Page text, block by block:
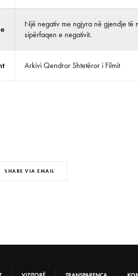
Një negativ me ngjyra në gjendje të
sipërfaqen e negativit.
Arkivi Qendror Shtetëror i Filmit
SHARE VIA EMAIL
VIZITORË TRANSPARENCA